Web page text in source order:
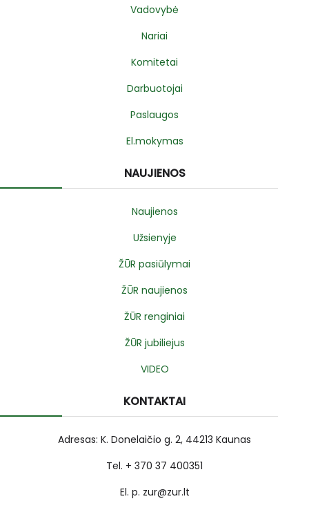
Vadovybė
Nariai
Komitetai
Darbuotojai
Paslaugos
El.mokymas
NAUJIENOS
Naujienos
Užsienyje
ŽŪR pasiūlymai
ŽŪR naujienos
ŽŪR renginiai
ŽŪR jubiliejus
VIDEO
KONTAKTAI
Adresas: K. Donelaičio g. 2, 44213 Kaunas
Tel. + 370 37 400351
El. p. zur@zur.lt